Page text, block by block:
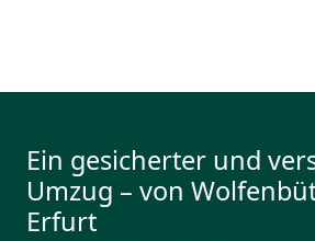
Ein gesicherter und
Umzug – von
Erfurt